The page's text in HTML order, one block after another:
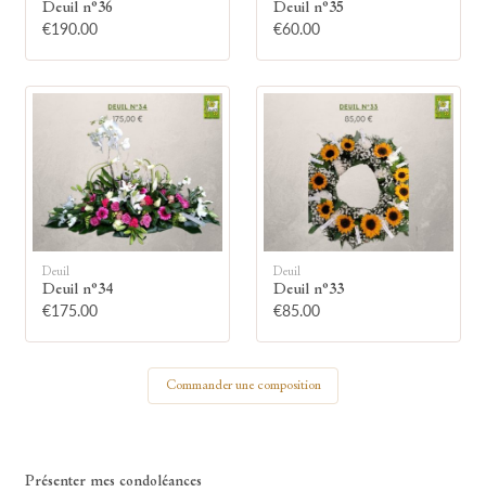
Allumez une bougie
Montrez votre soutien à la famille en
allumant symboliquement une bougie.
Votre nom
Deuil n°36
€190.00
Deuil n°35
€60.00
Deuil
Deuil n°34
€175.00
Deuil
Deuil n°33
€85.00
Commander une composition
Présenter mes condoléances